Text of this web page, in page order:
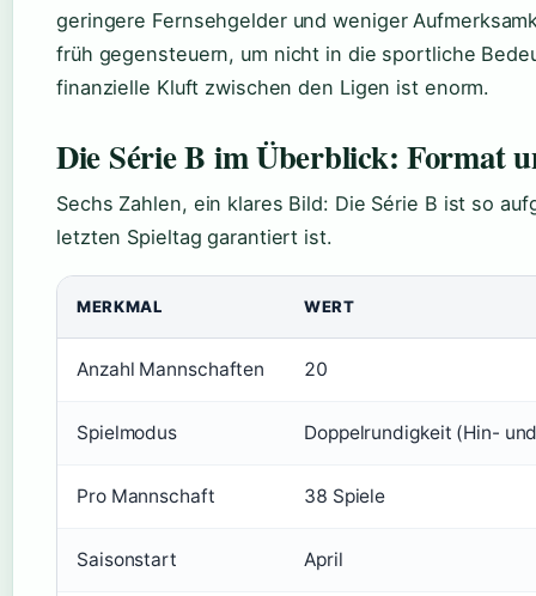
geringere Fernsehgelder und weniger
früh gegensteuern, um nicht in die sportliche
finanzielle Kluft zwischen den Ligen ist enorm.
Die Série B im Überblick: Format
Sechs Zahlen, ein klares Bild: Die Série B ist so
letzten Spieltag garantiert ist.
MERKMAL WERT
Anzahl Mannschaften 20
Spielmodus Doppelrundigkeit (Hin-
Pro Mannschaft 38 Spiele
Saisonstart April